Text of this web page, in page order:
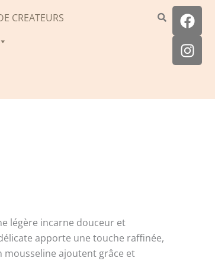
CREATEURS
F
a
c
e
b
o
I
n
s
t
a
r
légère incarne douceur et
apporte une touche raffinée,
mousseline ajoutent grâce et